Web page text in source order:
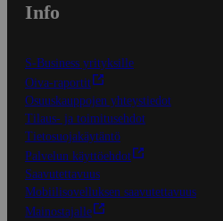
Info
S-Business yrityksille
Oiva-raportit
Osuuskauppojen yhteystiedot
Tilaus- ja toimitusehdot
Tietosuojakäytäntö
Palvelun käyttöehdot
Saavutettavuus
Mobiilisovelluksen saavutettavuus
Mainostajalle